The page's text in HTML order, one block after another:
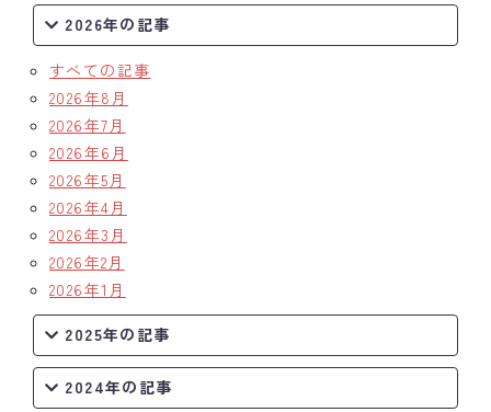
2026年の記事
すべての記事
2026年8月
2026年7月
2026年6月
2026年5月
2026年4月
2026年3月
2026年2月
2026年1月
2025年の記事
2024年の記事